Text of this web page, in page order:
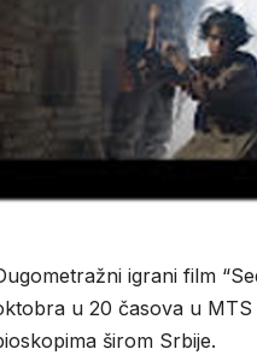
igrani film
u 20 časova u
širom Srbije.